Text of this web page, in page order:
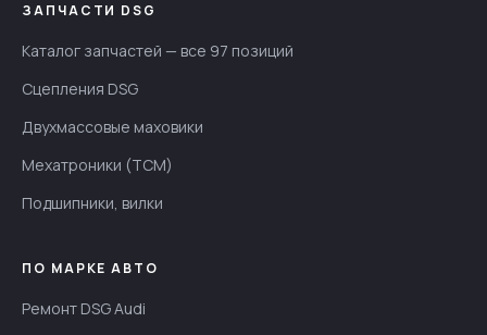
ЗАПЧАСТИ DSG
Каталог запчастей — все 97 позиций
Сцепления DSG
Двухмассовые маховики
Мехатроники (TCM)
Подшипники, вилки
ПО МАРКЕ АВТО
Ремонт DSG Audi